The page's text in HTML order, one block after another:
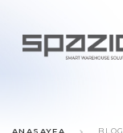
ANASAYFA BLOG